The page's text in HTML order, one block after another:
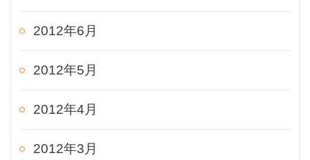
2012年6月
2012年5月
2012年4月
2012年3月